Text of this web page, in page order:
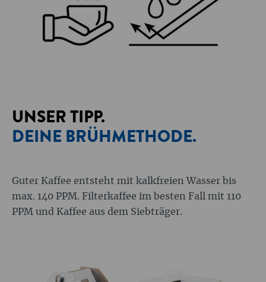
UNSER TIPP.
DEINE BRÜHMETHODE.
Guter Kaffee entsteht mit kalkfreien Wasser bis
max. 140 PPM. Filterkaffee im besten Fall mit 110
PPM und Kaffee aus dem Siebträger.